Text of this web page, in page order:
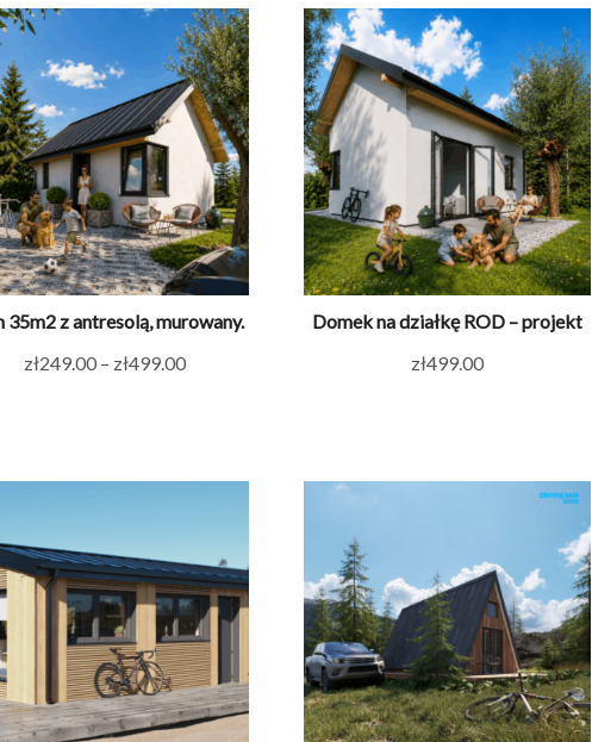
35m2 z antresolą, murowany.
zł249.00 – zł499.00Zakres
Domek na działkę ROD – projekt
zł499.00